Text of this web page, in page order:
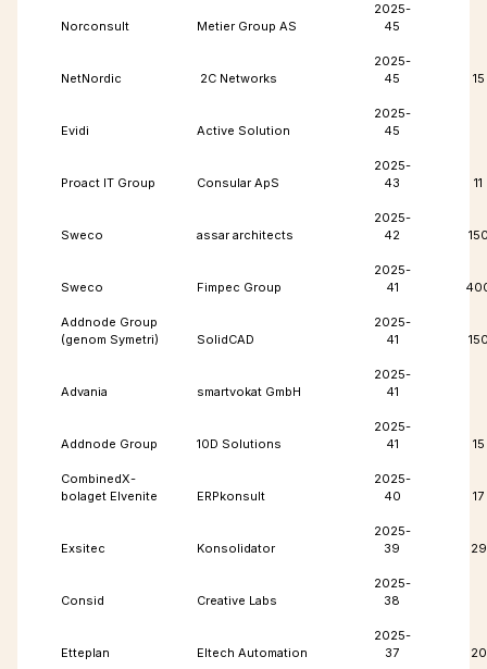
Norconsult Metier Group AS
2025-
45
NetNordic 2C Networks
2025-
45
15
Evidi Active Solution
2025-
45
Proact IT Group Consular ApS
2025-
43
11
Sweco assar architects
2025-
42
Sweco Fimpec Group
2025-
41
Addnode Group
(genom Symetri)
SolidCAD
2025-
41
Advania smartvokat GmbH
2025-
41
Addnode Group 10D Solutions
2025-
41
15
CombinedX-
bolaget Elvenite
ERPkonsult
2025-
40
17
Exsitec Konsolidator
2025-
39
29
Consid Creative Labs
2025-
38
Etteplan Eltech Automation
2025-
37
20